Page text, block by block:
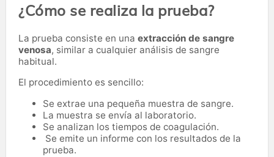
¿Cómo se realiza la prueba?
La prueba consiste en una extracción de sangre
venosa, similar a cualquier análisis de sangre
habitual.
El procedimiento es sencillo:
Se extrae una pequeña muestra de sangre.
La muestra se envía al laboratorio.
Se analizan los tiempos de coagulación.
Se emite un informe con los resultados de la
prueba.